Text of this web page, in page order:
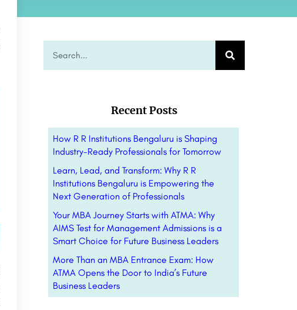
Recent Posts
How R R Institutions Bengaluru is Shaping
Industry-Ready Professionals for Tomorrow
Learn, Lead, and Transform: Why R R
Institutions Bengaluru is Empowering the
Next Generation of Professionals
Your MBA Journey Starts with ATMA: Why
AIMS Test for Management Admissions is a
Smart Choice for Future Business Leaders
More Than an MBA Entrance Exam: How
ATMA Opens the Door to India’s Future
Business Leaders